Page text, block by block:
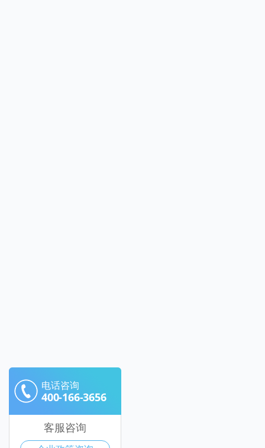
电话咨询
400-166-3656
客服咨询